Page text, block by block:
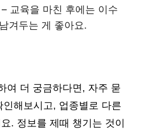
교육을 마친 후에는 이수
겨두는 게 좋아요.
여 더 궁금하다면, 자주 묻
해보시고, 업종별로 다른
. 정보를 제때 챙기는 것이